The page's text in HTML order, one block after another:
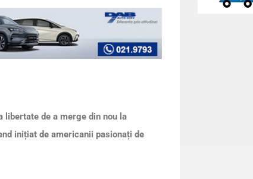
de a merge din nou la
inițiat de americanii pasionați de